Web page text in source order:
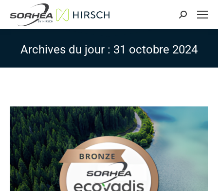
Search:
Archives du jour : 31 octobre 2024